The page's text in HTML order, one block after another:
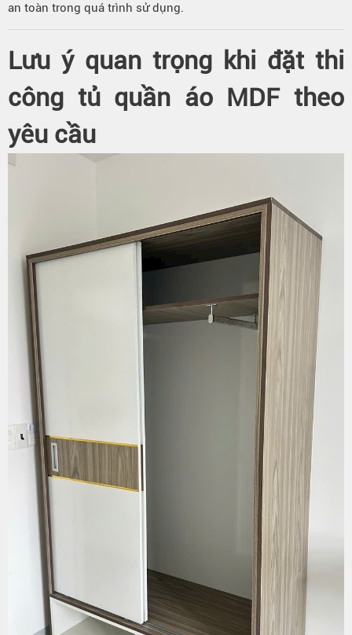
an toàn trong quá trình sử dụng.
Lưu ý quan trọng khi đặt thi
công tủ quần áo MDF theo
yêu cầu